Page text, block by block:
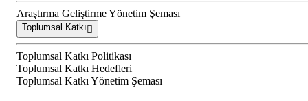
Araştırma Geliştirme Yönetim Şeması
Toplumsal Katkı
Toplumsal Katkı Politikası
Toplumsal Katkı Hedefleri
Toplumsal Katkı Yönetim Şeması